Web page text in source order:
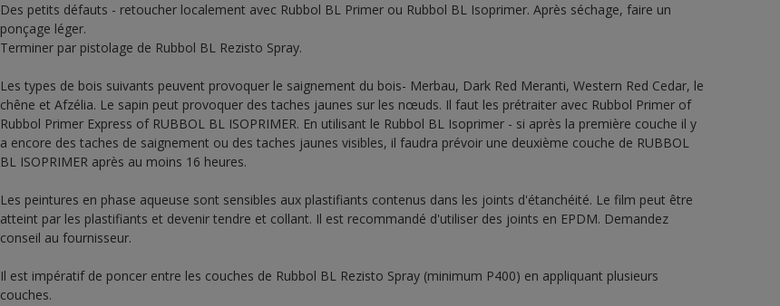
Des petits défauts - retoucher localement avec Rubbol BL Primer ou Rubbol BL Isoprimer. Après séchage, faire un
ponçage léger.
Terminer par pistolage de Rubbol BL Rezisto Spray.
Les types de bois suivants peuvent provoquer le saignement du bois- Merbau, Dark Red Meranti, Western Red Cedar, le
chêne et Afzélia. Le sapin peut provoquer des taches jaunes sur les nœuds. Il faut les prétraiter avec Rubbol Primer of
Rubbol Primer Express of RUBBOL BL ISOPRIMER. En utilisant le Rubbol BL Isoprimer - si après la première couche il y
a encore des taches de saignement ou des taches jaunes visibles, il faudra prévoir une deuxième couche de RUBBOL
BL ISOPRIMER après au moins 16 heures.
Les peintures en phase aqueuse sont sensibles aux plastifiants contenus dans les joints d'étanchéité. Le film peut être
atteint par les plastifiants et devenir tendre et collant. Il est recommandé d'utiliser des joints en EPDM. Demandez
conseil au fournisseur.
Il est impératif de poncer entre les couches de Rubbol BL Rezisto Spray (minimum P400) en appliquant plusieurs
couches.